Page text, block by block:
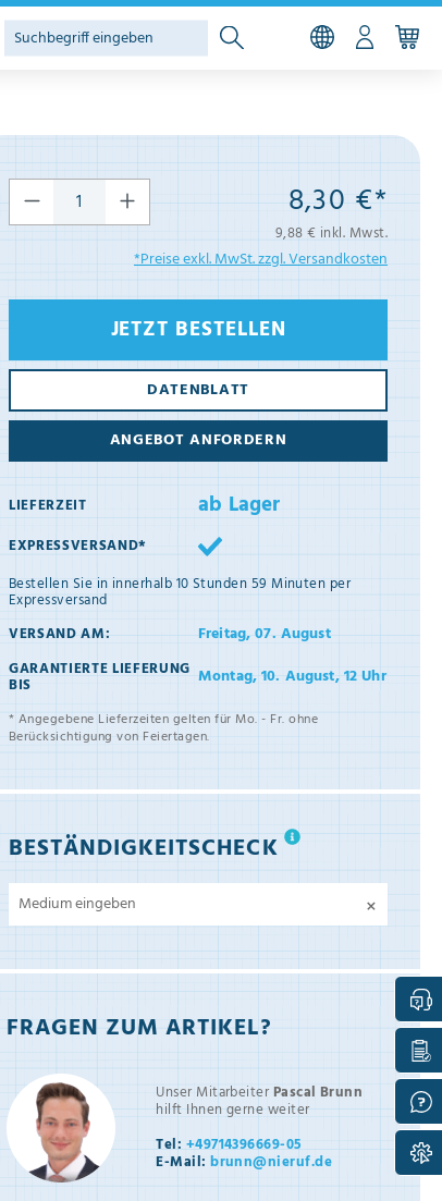
8,30 €*
9,88 € inkl. Mwst.
*Preise exkl. MwSt. zzgl. Versandkosten
JETZT BESTELLEN
DATENBLATT
ANGEBOT ANFORDERN
LIEFERZEIT ab Lager
EXPRESSVERSAND*
Bestellen Sie in innerhalb10 Stunden 59 Minuten per
Expressversand
VERSAND AM:
Freitag, 07. August
GARANTIERTE LIEFERUNG
BIS Montag, 10. August, 12 Uhr
* Angegebene Lieferzeiten gelten für Mo. - Fr. ohne
Berücksichtigung von Feiertagen.
BESTÄNDIGKEITSCHECK
×
FRAGEN ZUM ARTIKEL?
Unser MitarbeiterPascal Brunn
hilft Ihnen gerne weiter
Tel: +49714396669-05
E-Mail: brunn@nieruf.de